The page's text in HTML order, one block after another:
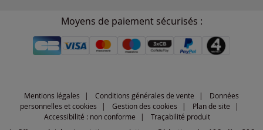
Moyens de paiement sécurisés :
Mentions légales Conditions générales de vente
Données
personnelles et cookies
Gestion des cookies
Plan de site
Accessibilité : non conforme
Traçabilité produit